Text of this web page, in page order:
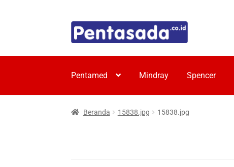
Skip
to
Skip
to
Pentamed Mindray Spencer
Beranda 15838.jpg 15838.jpg